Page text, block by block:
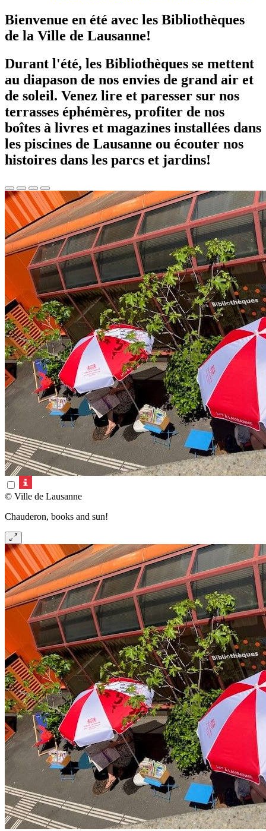
Bienvenue en été avec les Bibliothèques
de la Ville de Lausanne!
Durant l'été, les Bibliothèques se mettent
au diapason de nos envies de grand air et
de soleil. Venez lire et paresser sur nos
terrasses éphémères, profiter de nos
boîtes à livres et magazines installées dans
les piscines de Lausanne ou écouter nos
histoires dans les parcs et jardins!
© Ville de Lausanne
Chauderon, books and sun!